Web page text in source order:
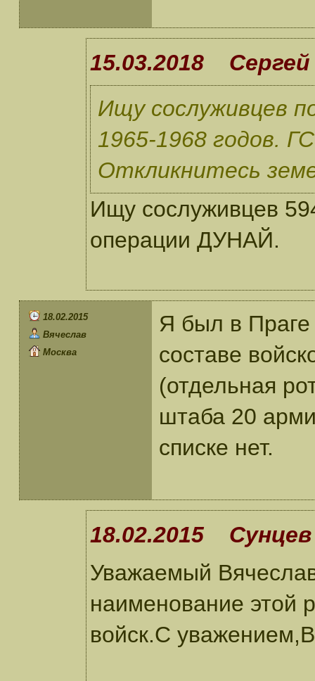
15.03.2018 Сергей
Ищу сослуживцев
1965-1968 годов.
Откликнитесь
Ищу сослуживцев
операции ДУНАЙ.
18.02.2015
Вячеслав
Москва
Я был в Праге
составе
(отдельная
штаба 20
списке нет.
18.02.2015
Уважаемый
наименование этой
войск.С